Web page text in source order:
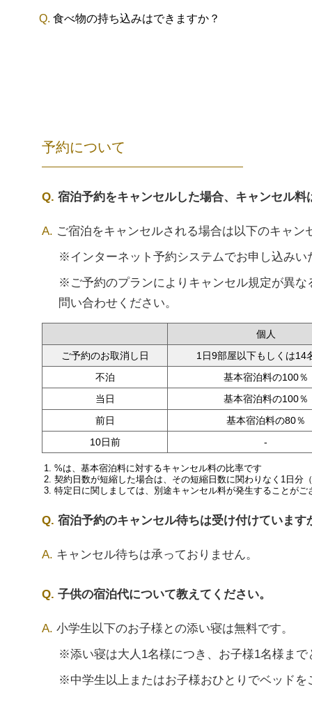
食べ物の持ち込みはできますか？
予約について
宿泊予約をキャンセルした場合、キャンセル料
ご宿泊をキャンセルされる場合は以下のキャン
※インターネット予約システムでお申し込み
※ご予約のプランによりキャンセル規定が異
問い合わせください。
個人
ご予約のお取消し日
1日9部屋以下もしくは14
不泊
基本宿泊料の100％
当日
基本宿泊料の100％
前日
基本宿泊料の80％
10日前
-
%は、基本宿泊料に対するキャンセル料の比率です
契約日数が短縮した場合は、その短縮日数に関わりなく1日分
特定日に関しましては、別途キャンセル料が発生することがご
宿泊予約のキャンセル待ちは受け付けています
キャンセル待ちは承っておりません。
子供の宿泊代について教えてください。
小学生以下のお子様との添い寝は無料です。
※添い寝は大人1名様につき、お子様1名様ま
※中学生以上またはお子様おひとりでベッド